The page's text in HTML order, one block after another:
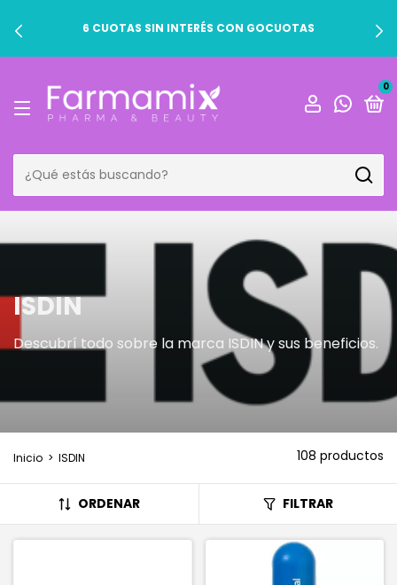
6 CUOTAS SIN INTERÉS CON GOCUOTAS
0
ISDIN
Descubrí todo sobre la marca ISDIN y sus beneficios.
Inicio > ISDIN 108 productos
ORDENAR FILTRAR